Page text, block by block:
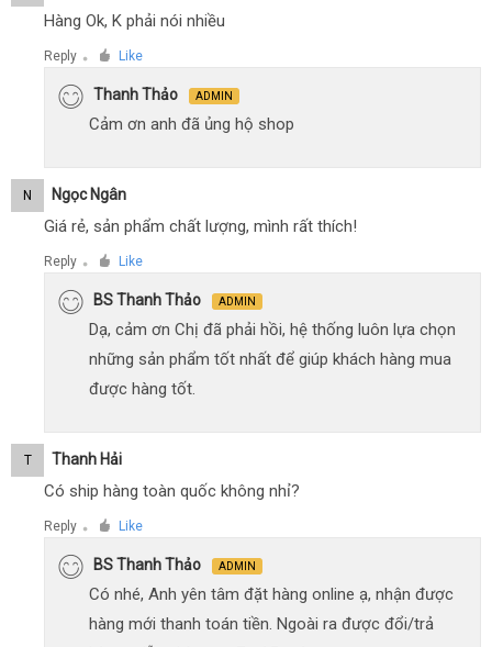
Hàng Ok, K phải nói nhiều
Reply ● Like
Thanh Thảo ADMIN
Cảm ơn anh đã ủng hộ shop
N Ngọc Ngân
Giá rẻ, sản phẩm chất lượng, mình rất thích!
Reply ● Like
BS Thanh Thảo ADMIN
Dạ, cảm ơn Chị đã phải hồi, hệ thống luôn lựa chọn
những sản phẩm tốt nhất để giúp khách hàng mua
được hàng tốt.
T Thanh Hải
Có ship hàng toàn quốc không nhỉ?
Reply ● Like
BS Thanh Thảo ADMIN
Có nhé, Anh yên tâm đặt hàng online ạ, nhận được
hàng mới thanh toán tiền. Ngoài ra được đổi/trả